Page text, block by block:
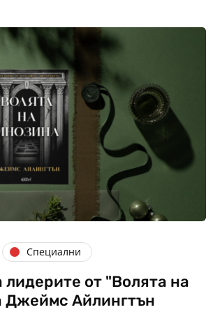
Специални
лидерите от "Волята на
Джеймс Айлингтън